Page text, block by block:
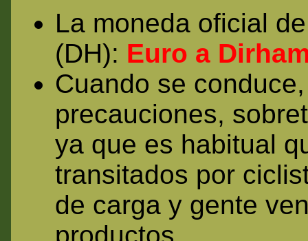
La moneda oficial
(DH): Euro a
Cuando se
precauciones,
ya que es habitual
transitados por
de carga y gente
productos.